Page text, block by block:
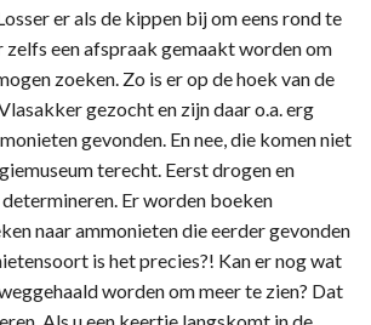
er als de kippen bij om eens rond te
zelfs een afspraak gemaakt worden om
zoeken. Zo is er op de hoek van de
gezocht en zijn daar o.a. erg
gevonden. En nee, die komen niet
terecht. Eerst drogen en
Er worden boeken
naar ammonieten die eerder gevonden
is het precies?! Kan er nog wat
worden om meer te zien? Dat